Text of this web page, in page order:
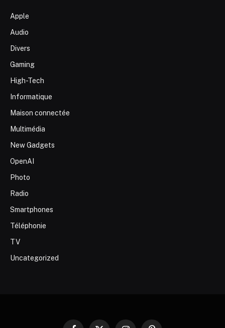
Apple
Audio
Divers
Gaming
High-Tech
Informatique
Maison connectée
Multimédia
New Gadgets
OpenAI
Photo
Radio
Smartphones
Téléphonie
TV
Uncategorized